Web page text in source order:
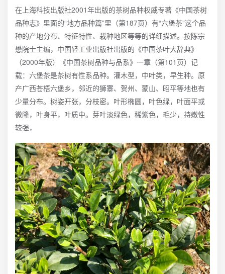
在上海科技出版社2001年出版的茶树品种权威专著《中国茶树
品种志》里面的“地方品种篇”里（第187页）有“六堡茶”这个品
种的产地分布、特征特性、栽种地区等等的详细描述。按陈宗
懋院士主编，中国轻工业出版社出版的《中国茶叶大辞典》
（2000年版）《中国茶树品种与品系》一章（第101页）记
载：六堡茶是茶树有性系品种。灌木型，中叶类，早生种。原
产广西苍梧六堡乡，邻近的狮寨、贺州、蒙山、昭平等地也有
少量分布。树姿开张，分枝密。叶形椭圆，叶色绿，叶面平或
微隆，叶身平，叶质中。芽叶淡绿色，稀紫色，毛少，持嫩性
较强，